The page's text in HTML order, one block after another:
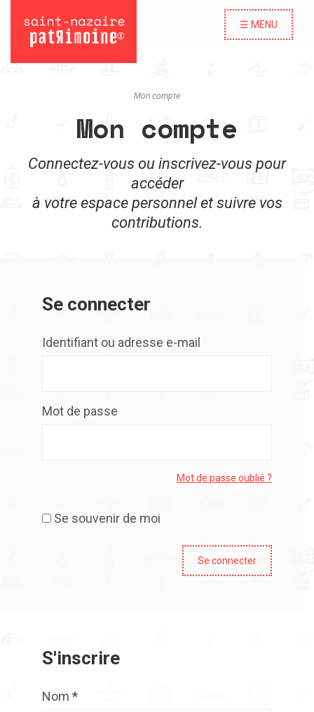
☰ MENU
Mon compte
Mon compte
Connectez-vous ou inscrivez-vous pour
accéder
à votre espace personnel et suivre vos
contributions.
Se connecter
Identifiant ou adresse e-mail
Mot de passe
Mot de passe oublié ?
Se souvenir de moi
S'inscrire
Nom *